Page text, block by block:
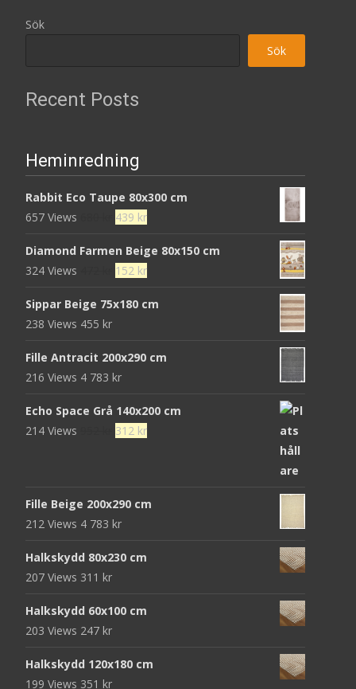
Sök
Sök
Recent Posts
Heminredning
Rabbit Eco Taupe 80x300 cm
657 Views
Det
priset
var:
439 krDet
priset
är:
Diamond Farmen Beige 80x150 cm
324 Views
Det
priset
152 krDet
priset
Sippar Beige 75x180 cm
238 Views 455 kr
Fille Antracit 200x290 cm
216 Views 4 783 kr
Echo Space Grå 140x200 cm
214 Views
Det
952 kr.
312 krDet
312 kr.
Fille Beige 200x290 cm
212 Views 4 783 kr
Halkskydd 80x230 cm
207 Views 311 kr
Halkskydd 60x100 cm
203 Views 247 kr
Halkskydd 120x180 cm
199 Views 351 kr